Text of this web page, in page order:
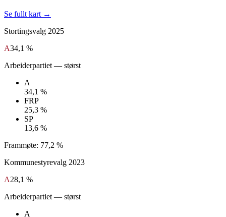
Se fullt kart →
Stortingsvalg 2025
A34,1 %
Arbeiderpartiet — størst
A
34,1 %
FRP
25,3 %
SP
13,6 %
Frammøte: 77,2 %
Kommunestyrevalg 2023
A28,1 %
Arbeiderpartiet — størst
A